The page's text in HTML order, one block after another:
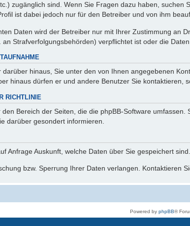
zugänglich sind. Wenn Sie Fragen dazu haben,
ist dabei jedoch nur für den Betreiber und von ihm
Daten wird der Betreiber nur mit Ihrer Zustimmung an
Strafverfolgungsbehörden) verpflichtet ist oder die
darüber hinaus, Sie unter den von Ihnen angegebenen
hinaus dürfen er und andere Benutzer Sie kontaktieren,
RICHTLINIE
Bereich der Seiten, die die phpBB-Software
darüber gesondert informieren.
Anfrage Auskunft, welche Daten über Sie gespeichert sind.
bzw. Sperrung Ihrer Daten verlangen. Kontaktieren
Powered by phpBB®